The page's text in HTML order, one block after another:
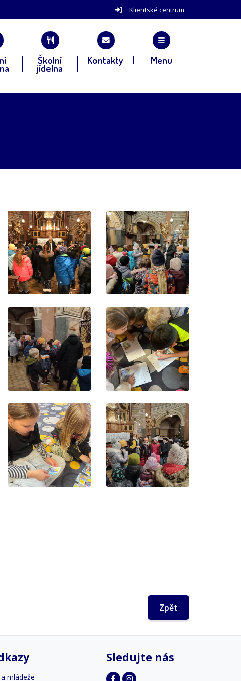
Klientské centrum
Školní
jídelna
Kontakty Menu
Zpět
mládeže
Sledujte nás